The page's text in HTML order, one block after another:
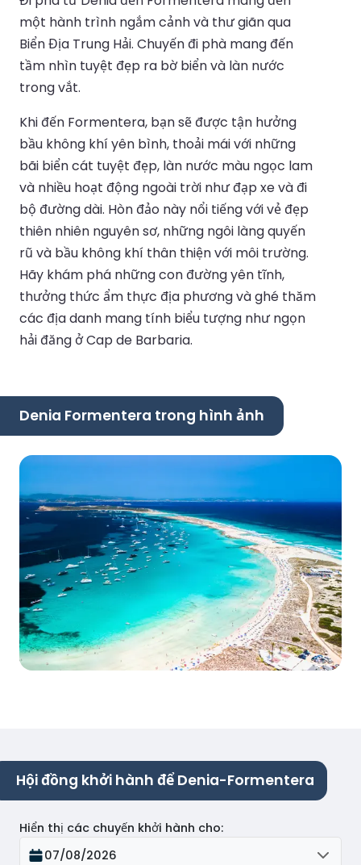
một hành trình ngắm cảnh và thư giãn qua
Biển Địa Trung Hải. Chuyến đi phà mang đến
tầm nhìn tuyệt đẹp ra bờ biển và làn nước
trong vắt.
Khi đến Formentera, bạn sẽ được tận hưởng
bầu không khí yên bình, thoải mái với những
bãi biển cát tuyệt đẹp, làn nước màu ngọc lam
và nhiều hoạt động ngoài trời như đạp xe và đi
bộ đường dài. Hòn đảo này nổi tiếng với vẻ đẹp
thiên nhiên nguyên sơ, những ngôi làng quyến
rũ và bầu không khí thân thiện với môi trường.
Hãy khám phá những con đường yên tĩnh,
thưởng thức ẩm thực địa phương và ghé thăm
các địa danh mang tính biểu tượng như ngọn
hải đăng ở Cap de Barbaria.
Denia Formentera trong hình ảnh
Hội đồng khởi hành để Denia-Formentera
Hiển thị các chuyến khởi hành cho:
07/08/2026